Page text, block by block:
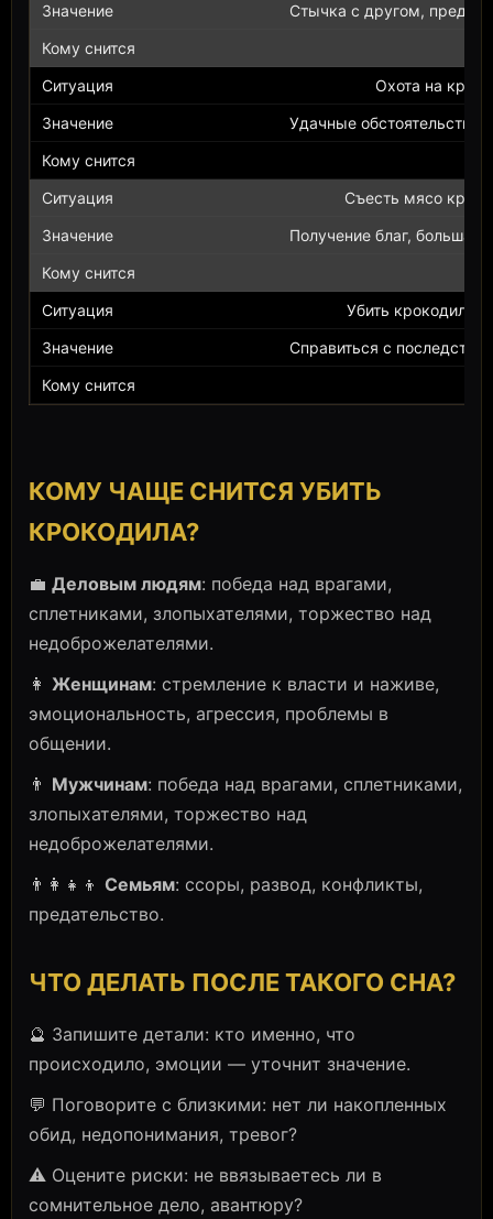
Стычка с другом,
Охота на
Удачные
Съесть мясо
Получение благ, большая
Убить крокодила
Справиться с
КОМУ ЧАЩЕ СНИТСЯ УБИТЬ
КРОКОДИЛА?
💼 Деловым людям: победа над врагами,
сплетниками, злопыхателями, торжество над
недоброжелателями.
👩 Женщинам: стремление к власти и наживе,
эмоциональность, агрессия, проблемы в
общении.
👨 Мужчинам: победа над врагами, сплетниками,
злопыхателями, торжество над
недоброжелателями.
👨‍👩‍👧‍👦 Семьям: ссоры, развод, конфликты,
предательство.
ЧТО ДЕЛАТЬ ПОСЛЕ ТАКОГО СНА?
🔮 Запишите детали: кто именно, что
происходило, эмоции — уточнит значение.
💬 Поговорите с близкими: нет ли накопленных
обид, недопонимания, тревог?
⚠️ Оцените риски: не ввязываетесь ли в
сомнительное дело, авантюру?